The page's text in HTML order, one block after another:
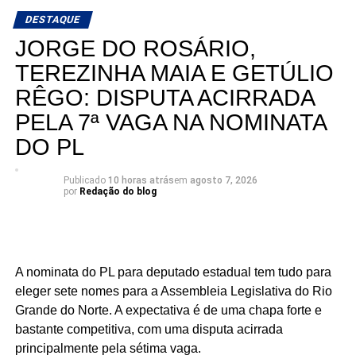
votação dentro da nominata.
Com cinco cadeiras consideradas viáveis e uma sexta
dependendo de um desempenho acima do esperado, a
briga interna do União Progressista promete ser uma das
mais interessantes da eleição para a Assembleia
Legislativa em 2026.
DESTAQUE
JORGE DO ROSÁRIO,
TEREZINHA MAIA E GETÚLIO
RÊGO: DISPUTA ACIRRADA
PELA 7ª VAGA NA NOMINATA
DO PL
Publicado 10 horas atrásem agosto 7, 2026
por Redação do blog
A nominata do PL para deputado estadual tem tudo para
eleger sete nomes para a Assembleia Legislativa do Rio
Grande do Norte. A expectativa é de uma chapa forte e
bastante competitiva, com uma disputa acirrada
principalmente pela sétima vaga.